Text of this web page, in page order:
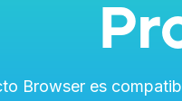
Browser es